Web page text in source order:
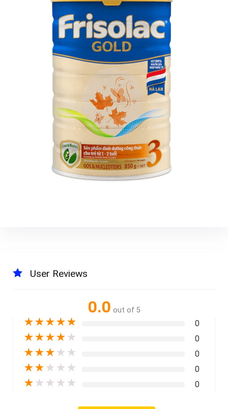
User Reviews
0.0 out of 5
★★★★★ 0
★★★★ ★ 0
★★★ ★ ★ 0
★★ ★ ★ ★ 0
★ ★ ★ ★ ★ 0